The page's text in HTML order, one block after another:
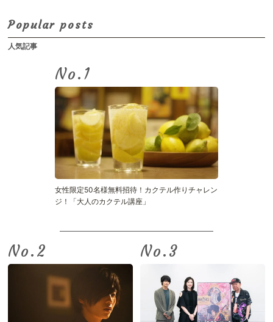
Popular posts
人気記事
No.
女性限定50名様無料招待！カクテル作りチャレン
ジ！「大人のカクテル講座」
No. No.